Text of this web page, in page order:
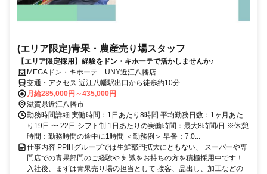
(エリア限定)青果・農産売り場スタッフ
【エリア限定採用】経験をドン・キホーテで活かしませんか♪
MEGAドン・キホーテ UNY近江八幡店
交通・アクセス 近江八幡駅出口から徒歩約10分
月給285,000円～435,000円
滋賀県近江八幡市
勤務時間詳細 実働時間：1日あたり8時間 平均勤務日数：1ヶ月あた
り19日 〜 22日 シフト制 1日あたりの実働時間：最大8時間/日 ※休憩
時間：勤務時間の途中に1時間 ＜勤務例＞ 早番：7:0...
仕事内容 PPIHグループでは生鮮部門拡大にともない、 スーパーや専
門店での青果部門のご経験や 知識をお持ちの方を積極採用中です！
入社後、まずは青果売り場の担当として 接客、品出し、加工などの